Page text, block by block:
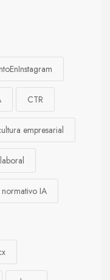
CTR
empresarial
IA